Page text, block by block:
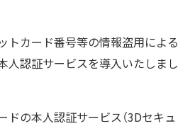
トカード番号等の情報盗用による
人認証サービスを導入いたしまし
ドの本人認証サービス（3Dセキュ